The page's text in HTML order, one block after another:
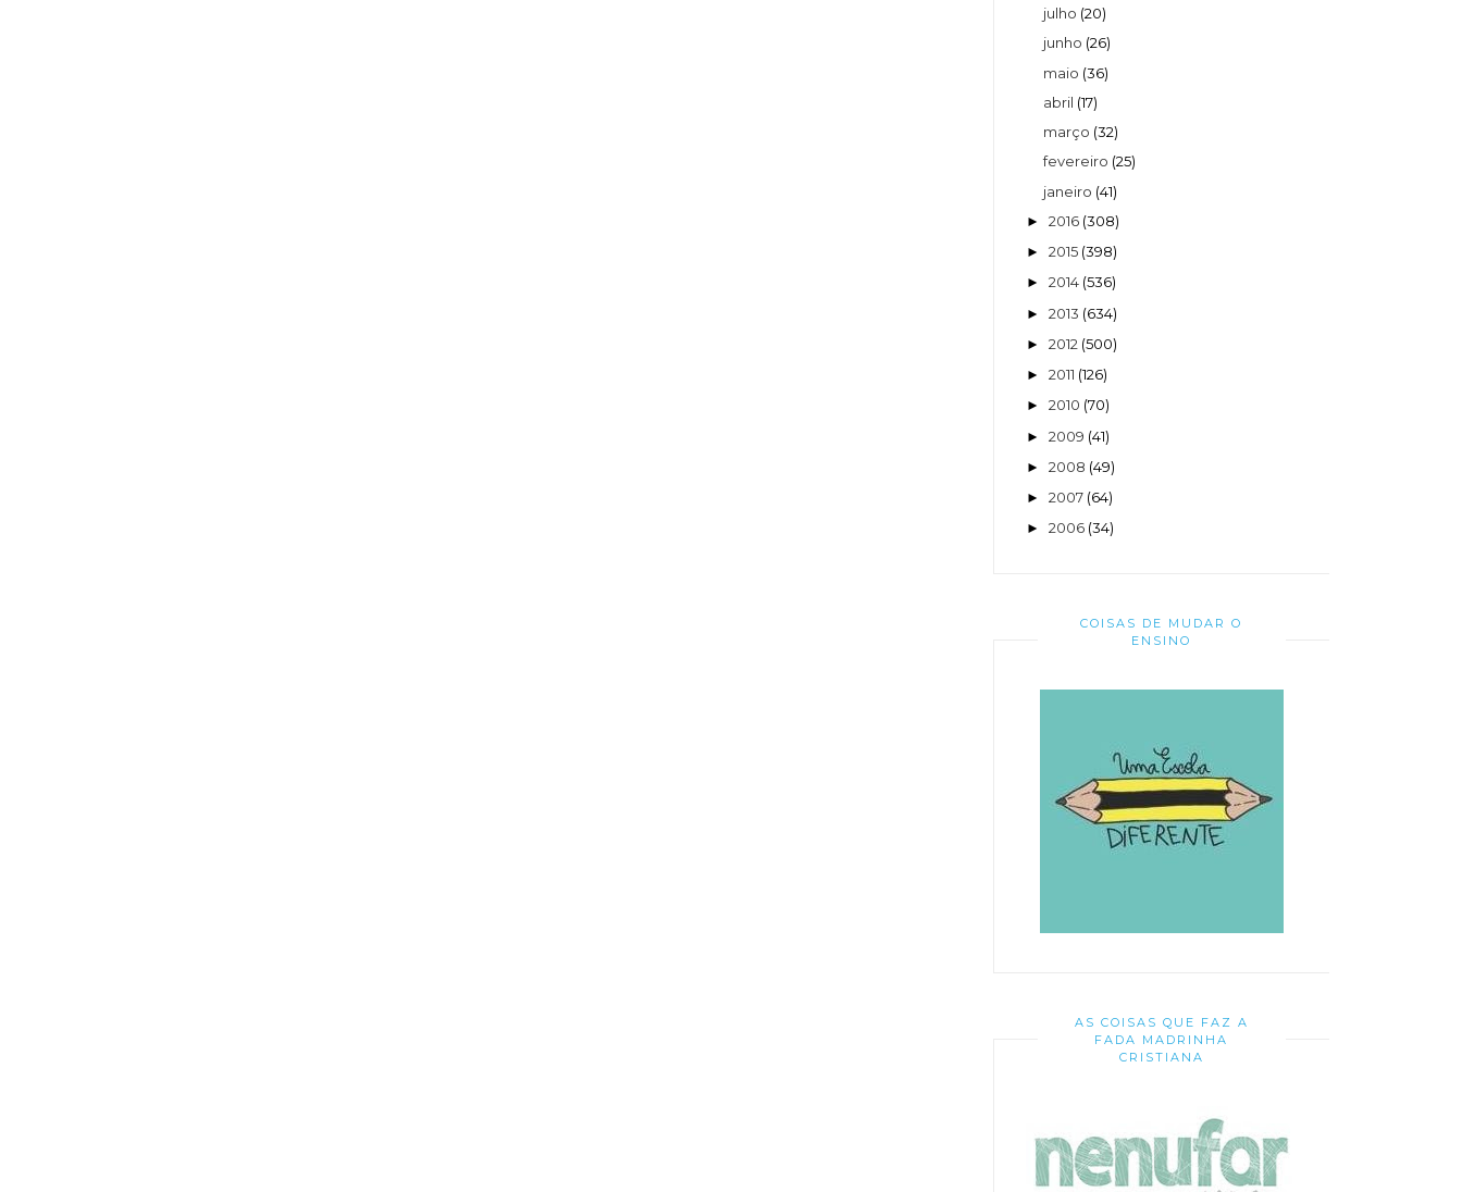
julho (20)
junho (26)
maio (36)
abril (17)
março (32)
fevereiro (25)
janeiro (41)
► 2016 (308)
► 2015 (398)
► 2014 (536)
► 2013 (634)
► 2012 (500)
► 2011 (126)
► 2010 (70)
► 2009 (41)
► 2008 (49)
► 2007 (64)
► 2006 (34)
COISAS DE MUDAR O
ENSINO
AS COISAS QUE FAZ A
FADA MADRINHA
CRISTIANA